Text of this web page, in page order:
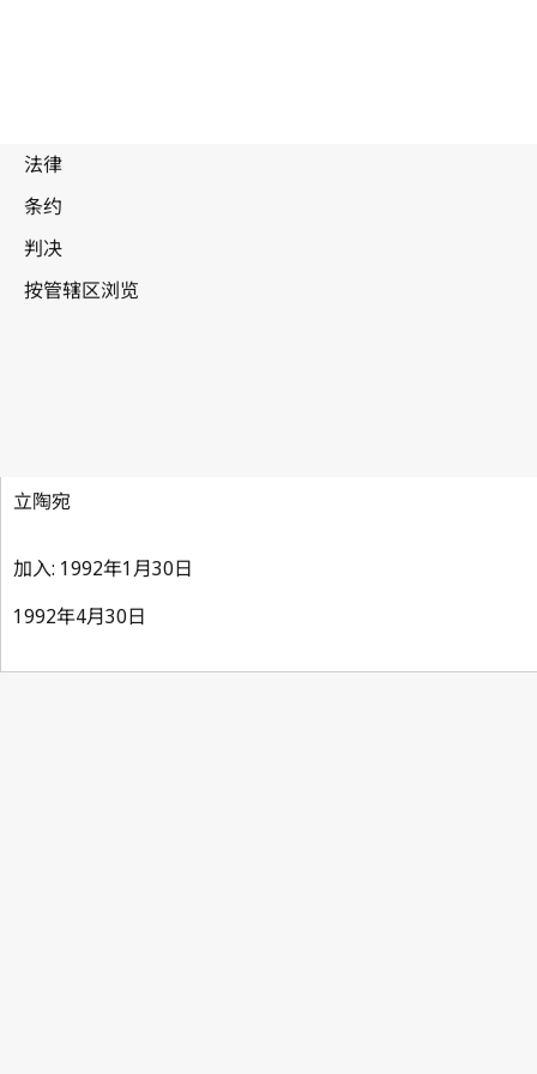
立陶宛
加入: 1992年1月30日
1992年4月30日